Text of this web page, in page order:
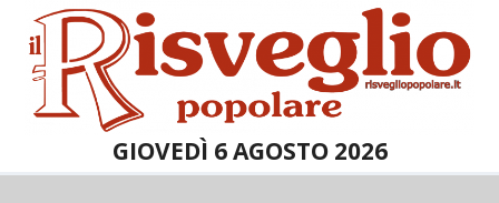
GIOVEDÌ 6 AGOSTO 2026